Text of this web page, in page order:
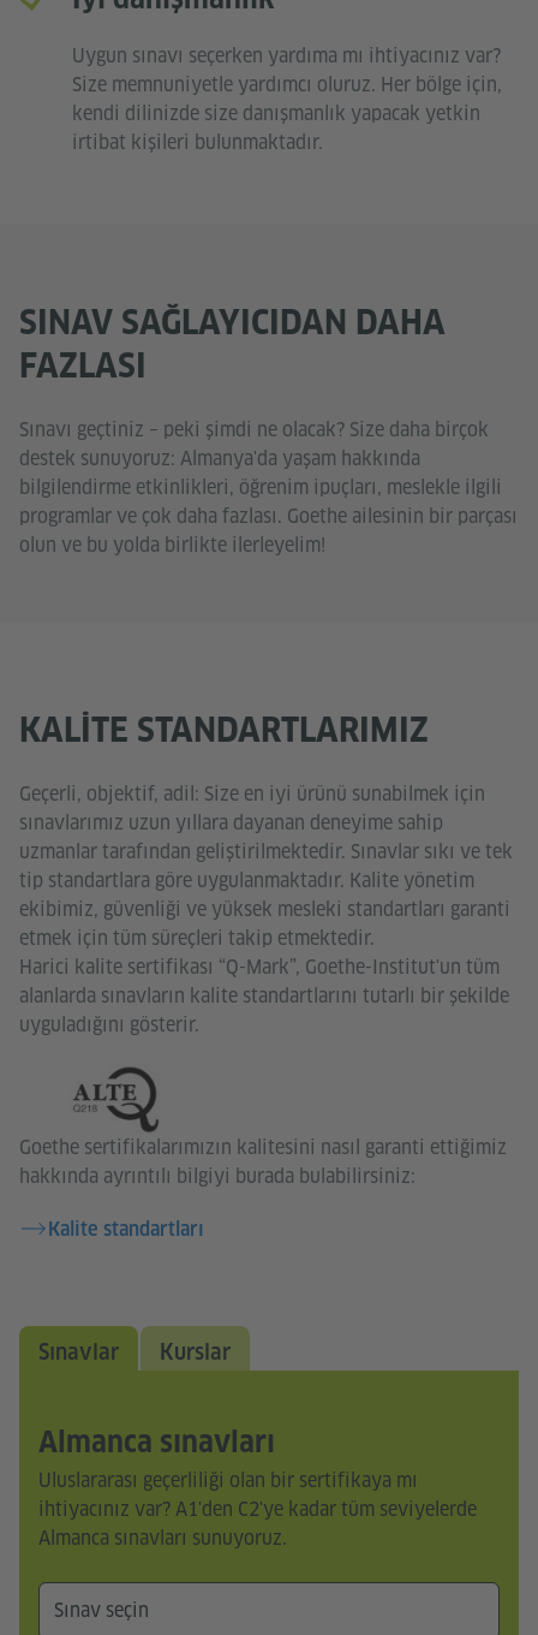
Uygun sınavı seçerken yardıma mı ihtiyacınız var?
Size memnuniyetle yardımcı oluruz. Her bölge için,
kendi dilinizde size danışmanlık yapacak yetkin
irtibat kişileri bulunmaktadır.
SINAV SAĞLAYICIDAN DAHA
FAZLASI
Sınavı geçtiniz – peki şimdi ne olacak? Size daha birçok
destek sunuyoruz: Almanya'da yaşam hakkında
bilgilendirme etkinlikleri, öğrenim ipuçları, meslekle ilgili
programlar ve çok daha fazlası. Goethe ailesinin bir parçası
olun ve bu yolda birlikte ilerleyelim!
KALITE STANDARTLARIMIZ
Geçerli, objektif, adil: Size en iyi ürünü sunabilmek için
sınavlarımız uzun yıllara dayanan deneyime sahip
uzmanlar tarafından geliştirilmektedir. Sınavlar sıkı ve tek
tip standartlara göre uygulanmaktadır. Kalite yönetim
ekibimiz, güvenliği ve yüksek mesleki standartları garanti
etmek için tüm süreçleri takip etmektedir.
Harici kalite sertifikası “Q-Mark”, Goethe-Institut'un tüm
alanlarda sınavların kalite standartlarını tutarlı bir şekilde
uyguladığını gösterir.
Goethe sertifikalarımızın kalitesini nasıl garanti ettiğimiz
hakkında ayrıntılı bilgiyi burada bulabilirsiniz:
Kalite standartları
Sınavlar Kurslar
Almanca sınavları
Uluslararası geçerliliği olan bir sertifikaya mı
ihtiyacınız var? A1'den C2'ye kadar tüm seviyelerde
Almanca sınavları sunuyoruz.